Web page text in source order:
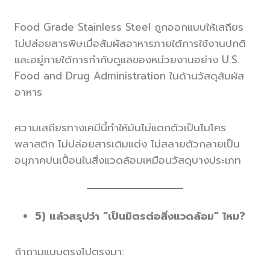
Food Grade Stainless Steel ถูกออกแบบให้เสถียร
ไม่ปล่อยสารพิษเมื่อสัมผัสอาหารภายใต้การใช้งานปกติ
และอยู่ภายใต้การกำกับดูแลของหน่วยงานอย่าง U.S.
Food and Drug Administration ในด้านวัสดุสัมผัส
อาหาร
ความเสถียรทางเคมีนี้ทำให้มันไม่แตกตัวเป็นไมโคร
พลาสติก ไม่ปล่อยสารเติมแต่ง ไม่สลายตัวกลายเป็น
อนุภาคปนเปื้อนในสิ่งแวดล้อมเหมือนวัสดุบางประเภท
5) แล้วสรุปว่า “เป็นมิตรต่อสิ่งแวดล้อม” ไหม?
ถ้าถามแบบตรงไปตรงมา: